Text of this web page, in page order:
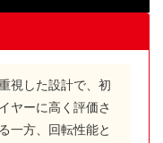
視した設計で、初
ヤーに高く評価さ
一方、回転性能と